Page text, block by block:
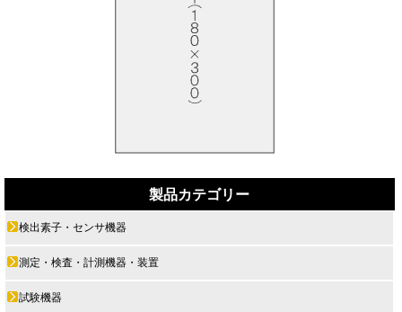
製品カテゴリー
検出素子・センサ機器
測定・検査・計測機器・装置
試験機器